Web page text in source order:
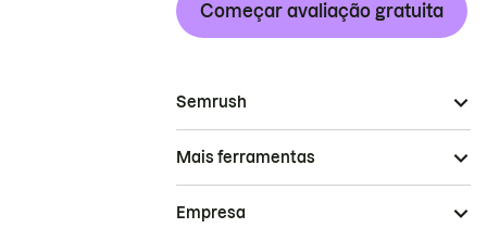
Começar avaliação gratuita
Semrush
Mais ferramentas
Empresa